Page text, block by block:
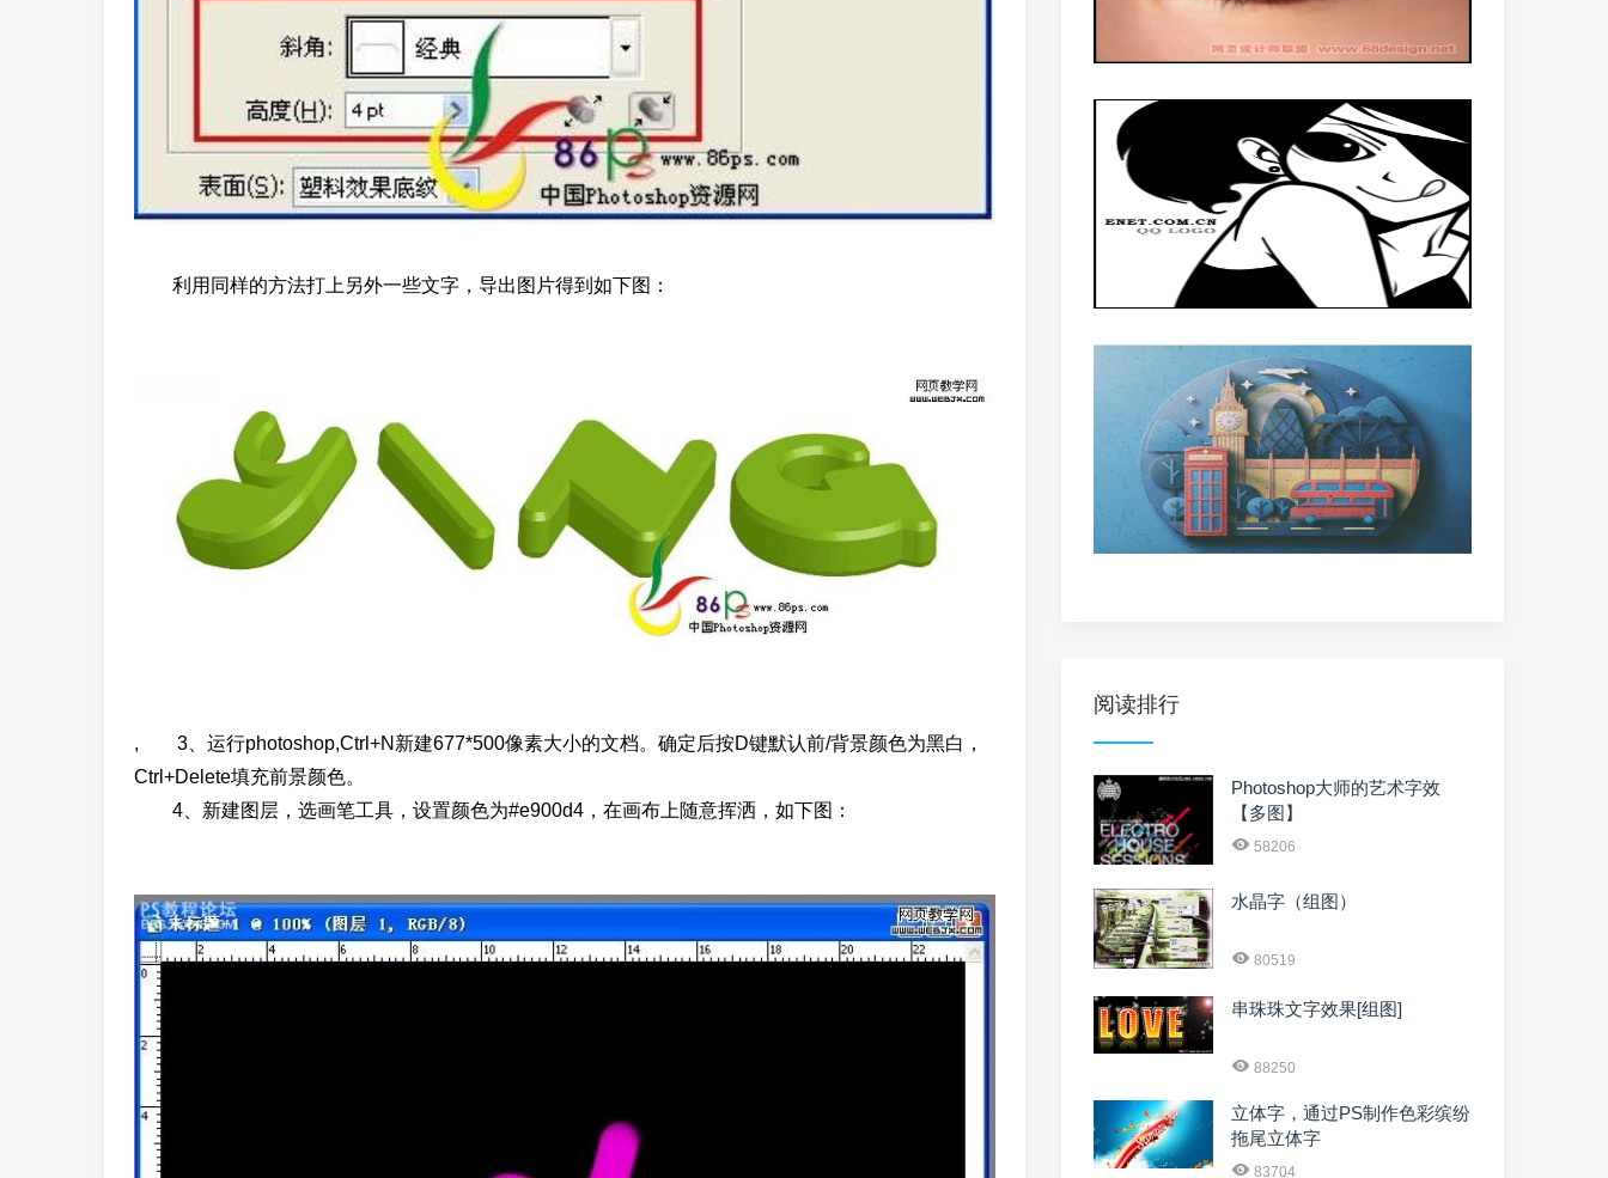
利用同样的方法打上另外一些文字，导出图片得到如下图：
, 3、运行photoshop,Ctrl+N新建677*500像素大小的文档。确定后按D键默认前/背景颜色为黑白，
Ctrl+Delete填充前景颜色。
4、新建图层，选画笔工具，设置颜色为#e900d4，在画布上随意挥洒，如下图：
阅读排行
Photoshop大师的艺术字效
【多图】
58206
水晶字（组图）
80519
串珠珠文字效果[组图]
88250
立体字，通过PS制作色彩缤纷
拖尾立体字
83704